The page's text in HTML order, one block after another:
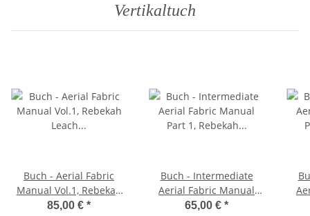
Vertikaltuch
Buch - Aerial Fabric
Manual Vol.1, Rebekah
Leach (Handbuch
85,00 € *
Buch - Intermediate
Aerial Fabric Manual
Part 1, Rebekah Leach
65,00 € *